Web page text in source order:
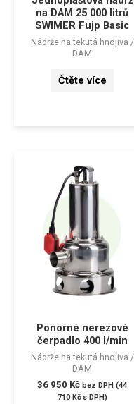
na DAM 25 000 litrů
SWIMER Fujp Basic
Nádrže na tekutá hnojiva /
DAM
Čtěte více
Ponorné nerezové
čerpadlo 400 l/min
Nádrže na tekutá hnojiva /
DAM
36 950 Kč bez DPH (44
710 Kčs DPH)